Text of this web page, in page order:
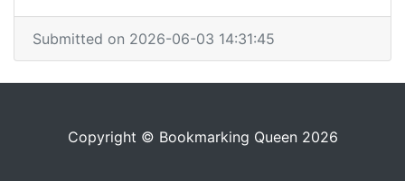
Submitted on 2026-06-03 14:31:45
Copyright © Bookmarking Queen 2026